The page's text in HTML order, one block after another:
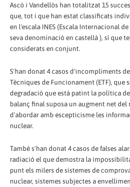
Ascó i Vandellòs han totalitzat 15
que, tot i que han estat classificats
en l'escala INES (Escala Internacional
seva denominació en castellà ), sí que
considerats en conjunt.
S'han donat 4 casos d'incompliments
Tècniques de Funcionament (ETF), que
degradació que està patint la política
balanç final suposa un augment net del
d'abordar amb escepticisme les
nuclear.
També s'han donat 4 casos de falses
radiació el que demostra la
punt els milers de sistemes de
nuclear, sistemes subjectes a